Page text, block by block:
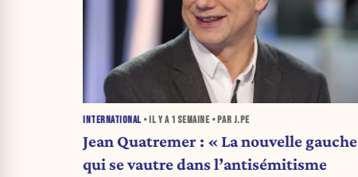
INTERNATIONAL • IL Y A 1 SEMAINE • PAR J.PE
Jean Quatremer : « La nouvelle gauche
qui se vautre dans l’antisémitisme